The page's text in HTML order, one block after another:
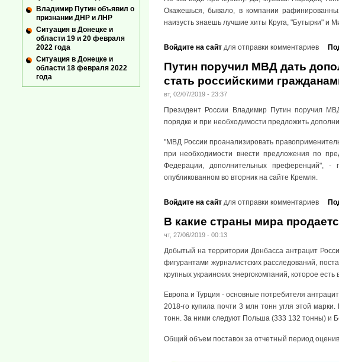
Окажешься, бывало, в компании
наизусть знаешь лучшие хиты Круга, "Бутырки" и
Войдите на сайт для отправки комментариев
Путин поручил МВД дать
стать российскими
вт, 02/07/2019 - 23:37
Президент России Владимир Путин поручил
порядке и при необходимости предложить
"МВД России проанализировать
при необходимости внести предложения по
Федерации, дополнительных преференций", -
опубликованном во вторник на сайте Кремля.
Войдите на сайт для отправки комментариев
В какие страны мира
чт, 27/06/2019 - 00:13
Добытый на территории Донбасса антрацит
фигурантами журналистских расследований,
крупных украинских энергокомпаний, которое
Европа и Турция - основные потребителя
2018-го купила почти 3 млн тонн угля этой
тонн. За ними следуют Польша (333 132 тонны) и
Общий объем поставок за отчетный период
Владимир Путин объявил о
признании ДНР и ЛНР
Ситуация в Донецке и
области 19 и 20 февраля
2022 года
Ситуация в Донецке и
области 18 февраля 2022
года